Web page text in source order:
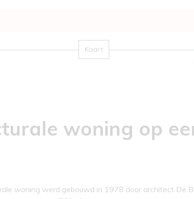
woning op
Kaart
woning werd gebouwd in 1978 door architect De